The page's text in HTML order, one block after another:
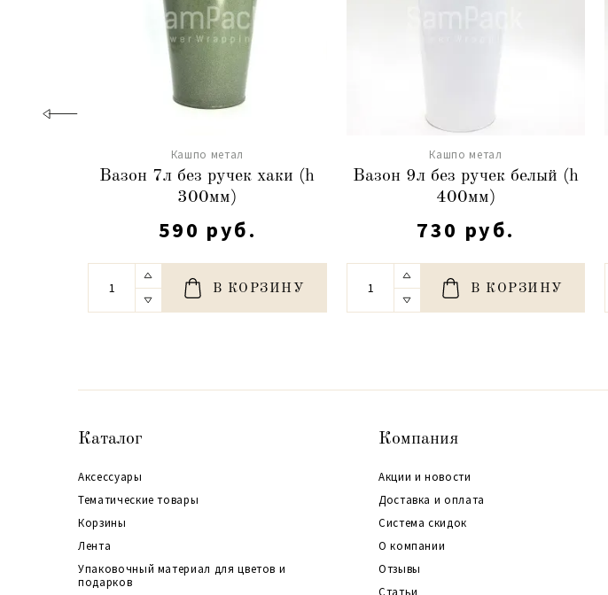
Кашпо метал
Вазон 7л без ручек хаки (h
300мм)
590 руб.
В КОРЗИНУ
Кашпо метал
Вазон 9л без ручек белый (h
400мм)
730 руб.
В КОРЗИНУ
Каталог
Аксессуары
Тематические товары
Корзины
Лента
Упаковочный материал для цветов и
подарков
Компания
Акции и новости
Доставка и оплата
Система скидок
О компании
Отзывы
Статьи